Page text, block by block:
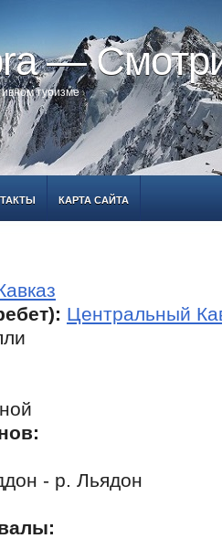
—
туризме
КАРТА САЙТА
Центральный
- р. Льядон